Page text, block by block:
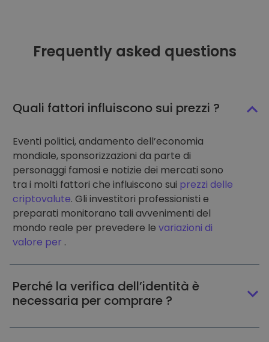
Frequently asked questions
Quali fattori influiscono sui prezzi ?
Eventi politici, andamento dell’economia
mondiale, sponsorizzazioni da parte di
personaggi famosi e notizie dei mercati sono
tra i molti fattori che influiscono sui prezzi delle
criptovalute. Gli investitori professionisti e
preparati monitorano tali avvenimenti del
mondo reale per prevedere le variazioni di
valore per .
Perché la verifica dell’identità è
necessaria per comprare ?